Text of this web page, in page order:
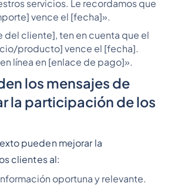
servicios. Le recordamos que
vence el [fecha]».
del cliente], ten en cuenta que el
producto] vence el [fecha].
línea en [enlace de pago]».
los mensajes de
la participación de los
pueden mejorar la
clientes al:
oportuna y relevante.